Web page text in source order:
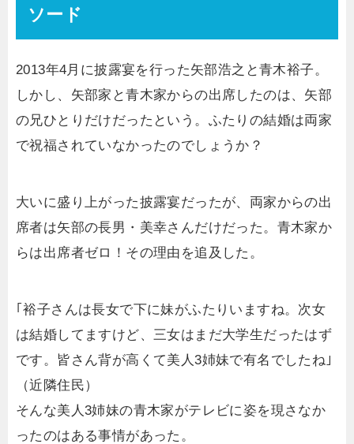
ソード
2013年4月に披露宴を行った矢部浩之と青木裕子。
しかし、矢部家と青木家からの出席したのは、矢部
の兄ひとりだけだったという。ふたりの結婚は両家
で祝福されていなかったのでしょうか？
大いに盛り上がった披露宴だったが、両家からの出
席者は矢部の長男・美幸さんだけだった。青木家か
らは出席者ゼロ！その理由を追及した。
｢裕子さんは長女で下に妹がふたりいますね。次女
は結婚してますけど、三女はまだ大学生だったはず
です。皆さん背が高くて美人3姉妹で有名でしたね｣
（近隣住民）
そんな美人3姉妹の青木家がテレビに姿を現さなか
ったのはある事情があった。